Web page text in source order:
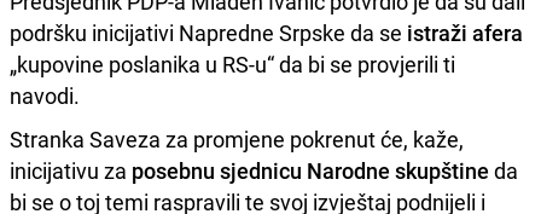
podršku inicijativi Napredne Srpske da se istraži afera
„kupovine poslanika u RS-u“ da bi se provjerili ti
navodi.
Stranka Saveza za promjene pokrenut će, kaže,
inicijativu za posebnu sjednicu Narodne skupštine da
bi se o toj temi raspravili te svoj izvještaj podnijeli i